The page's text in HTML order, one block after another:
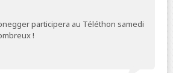
participera au Téléthon samedi
!